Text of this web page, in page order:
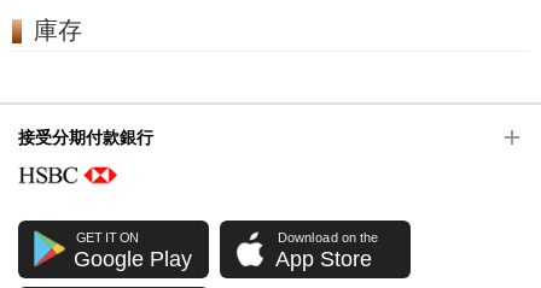
庫存
接受分期付款銀行
GET IT ON
Google Play
Download on the
App Store